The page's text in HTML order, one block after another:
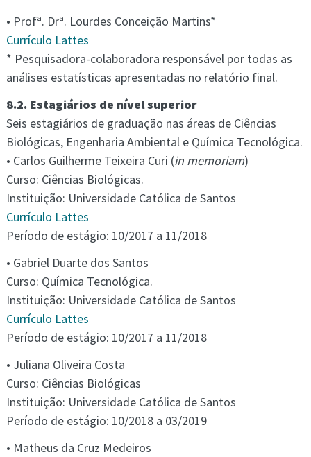
• Profª. Drª. Lourdes Conceição Martins*
Currículo Lattes
* Pesquisadora-colaboradora responsável por todas as
análises estatísticas apresentadas no relatório final.
8.2. Estagiários de nível superior
Seis estagiários de graduação nas áreas de Ciências
Biológicas, Engenharia Ambiental e Química Tecnológica.
• Carlos Guilherme Teixeira Curi (in memoriam)
Curso: Ciências Biológicas.
Instituição: Universidade Católica de Santos
Currículo Lattes
Período de estágio: 10/2017 a 11/2018
• Gabriel Duarte dos Santos
Curso: Química Tecnológica.
Instituição: Universidade Católica de Santos
Currículo Lattes
Período de estágio: 10/2017 a 11/2018
• Juliana Oliveira Costa
Curso: Ciências Biológicas
Instituição: Universidade Católica de Santos
Período de estágio: 10/2018 a 03/2019
• Matheus da Cruz Medeiros